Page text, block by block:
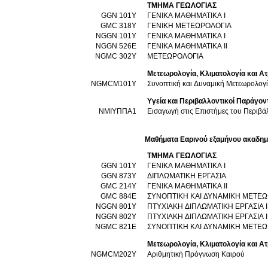
ΤΜΗΜΑ ΓΕΩΛΟΓΙΑΣ
GGN 101Y
ΓΕΝΙΚΑ ΜΑΘΗΜΑΤΙΚΑ Ι
GMC 318Y
ΓΕΝΙΚΗ ΜΕΤΕΩΡΟΛΟΓΙΑ
NGGN 101Y
ΓΕΝΙΚΑ ΜΑΘΗΜΑΤΙΚΑ Ι
NGGN 526E
ΓΕΝΙΚΑ ΜΑΘΗΜΑΤΙΚΑ ΙΙ
NGMC 302Y
ΜΕΤΕΩΡΟΛΟΓΙΑ
Μετεωρολογία, Κλιματολογία και
NGMCM101Υ
Συνοπτική και Δυναμική
Υγεία και Περιβαλλοντικοί
ΝΜΙΥΠΠΑ1
Εισαγωγή στις Επιστήμες του
Μαθήματα Εαρινού εξαμήνου
ΤΜΗΜΑ ΓΕΩΛΟΓΙΑΣ
GGN 101Y
ΓΕΝΙΚΑ ΜΑΘΗΜΑΤΙΚΑ Ι
GGN 873Υ
ΔΙΠΛΩΜΑΤΙΚΗ ΕΡΓΑΣΙΑ
GMC 214Y
ΓΕΝΙΚΑ ΜΑΘΗΜΑΤΙΚΑ ΙΙ
GMC 884E
ΣΥΝΟΠΤΙΚΗ ΚΑΙ ΔΥΝΑΜΙΚΗ
NGGN 801Y
ΠΤΥΧΙΑΚΗ ΔΙΠΛΩΜΑΤΙΚΗ ΕΡΓΑΣΙΑ Ι
NGGN 802Y
ΠΤΥΧΙΑΚΗ ΔΙΠΛΩΜΑΤΙΚΗ ΕΡΓΑΣΙΑ
NGMC 821E
ΣΥΝΟΠΤΙΚΗ ΚΑΙ ΔΥΝΑΜΙΚΗ
Μετεωρολογία, Κλιματολογία και
NGMCM202Y
Αριθμητική Πρόγνωση Καιρού